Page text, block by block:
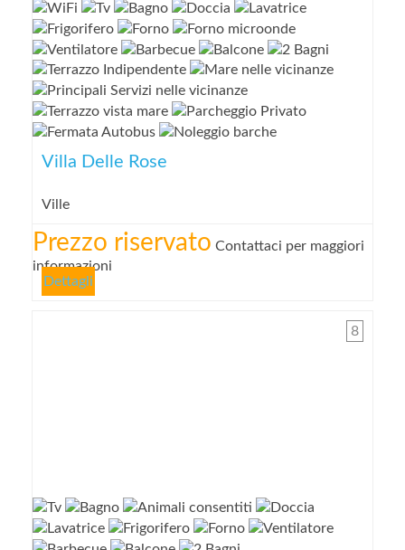
Villa Delle Rose
Ville
Prezzo riservato Contattaci per maggiori
informazioni
Dettagli
8